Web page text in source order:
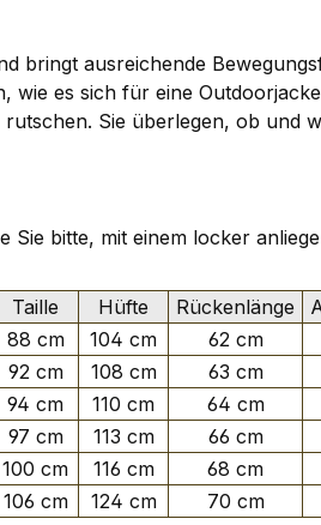
bringt ausreichende
wie es sich für eine
Sie überlegen, ob
Sie bitte, mit einem locker
Taille Hüfte Rückenlänge
88 cm 104 cm 62 cm
92 cm 108 cm 63 cm
94 cm 110 cm 64 cm
97 cm 113 cm 66 cm
100 cm 116 cm 68 cm
106 cm 124 cm 70 cm